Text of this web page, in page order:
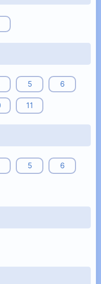
5 6
11
5 6